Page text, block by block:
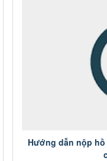
Hướng dẫn nộp